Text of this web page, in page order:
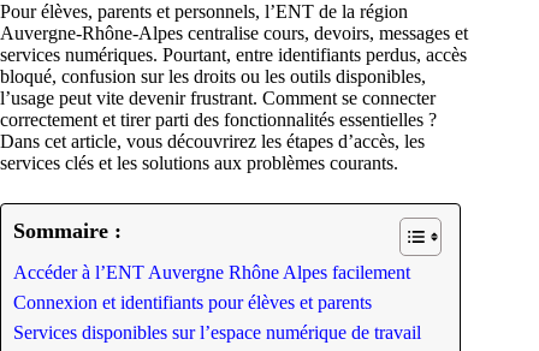
Pour élèves, parents et personnels, l’ENT de la région
Auvergne-Rhône-Alpes centralise cours, devoirs, messages et
services numériques. Pourtant, entre identifiants perdus, accès
bloqué, confusion sur les droits ou les outils disponibles,
l’usage peut vite devenir frustrant. Comment se connecter
correctement et tirer parti des fonctionnalités essentielles ?
Dans cet article, vous découvrirez les étapes d’accès, les
services clés et les solutions aux problèmes courants.
Sommaire :
Accéder à l’ENT Auvergne Rhône Alpes facilement
Connexion et identifiants pour élèves et parents
Services disponibles sur l’espace numérique de travail